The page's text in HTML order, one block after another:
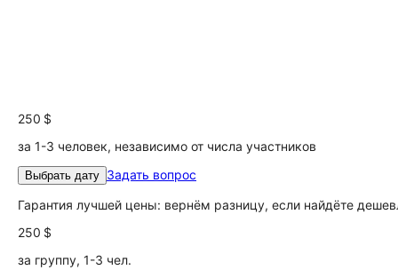
250 $
за 1-3 человек, независимо от числа участников
Выбрать дату Задать вопрос
Гарантия лучшей цены: вернём разницу, если найдёте
250 $
за группу, 1-3 чел.